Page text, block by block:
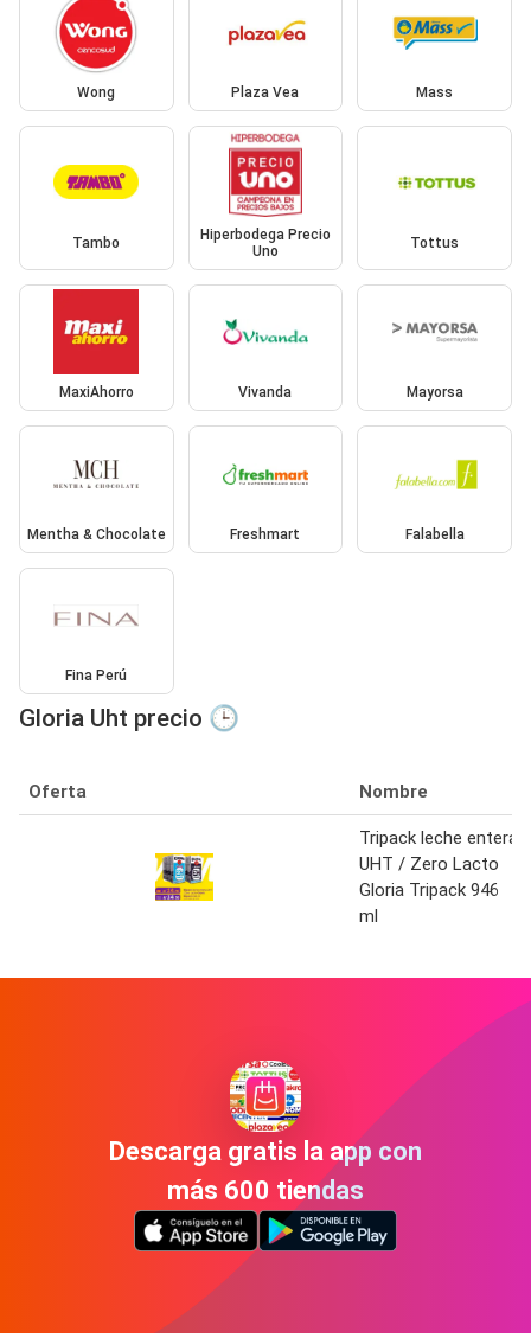
Wong Plaza Vea Mass
Tambo
Hiperbodega Precio
Uno
Tottus
MaxiAhorro Vivanda Mayorsa
Mentha & Chocolate Freshmart Falabella
Fina Perú
Gloria Uht precio 🕒
Oferta Nombre
Tripack leche entera
UHT / Zero Lacto
Gloria Tripack 946
ml
Descarga gratis la app con
más 600 tiendas